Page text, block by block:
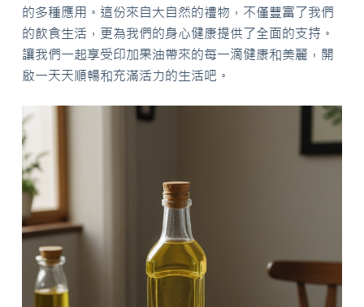
的多種應用。這份來自大自然的禮物，不僅豐富了我們
的飲食生活，更為我們的身心健康提供了全面的支持。
讓我們一起享受印加果油帶來的每一滴健康和美麗，開
啟一天天順暢和充滿活力的生活吧。